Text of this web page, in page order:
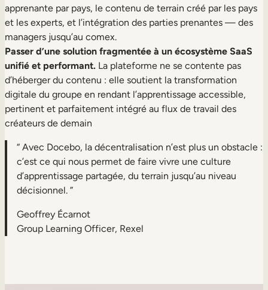
apprenante par pays, le contenu de terrain créé par les pays
et les experts, et l’intégration des parties prenantes — des
managers jusqu’au comex.
Passer d’une solution fragmentée à un écosystème SaaS
unifié et performant. La plateforme ne se contente pas
d’héberger du contenu : elle soutient la transformation
digitale du groupe en rendant l’apprentissage accessible,
pertinent et parfaitement intégré au flux de travail des
créateurs de demain
“ Avec Docebo, la décentralisation n’est plus un obstacle :
c’est ce qui nous permet de faire vivre une culture
d’apprentissage partagée, du terrain jusqu’au niveau
décisionnel. ”
Geoffrey Écarnot
Group Learning Officer, Rexel